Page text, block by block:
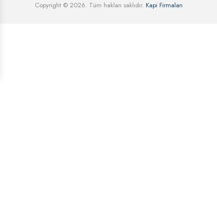
Copyright © 2026. Tüm hakları saklıdır. Kapi Firmaları